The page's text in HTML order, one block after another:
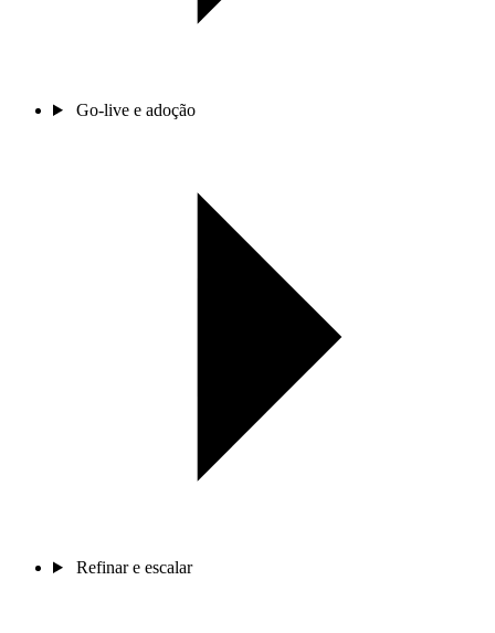
Go-live e adoção
Refinar e escalar